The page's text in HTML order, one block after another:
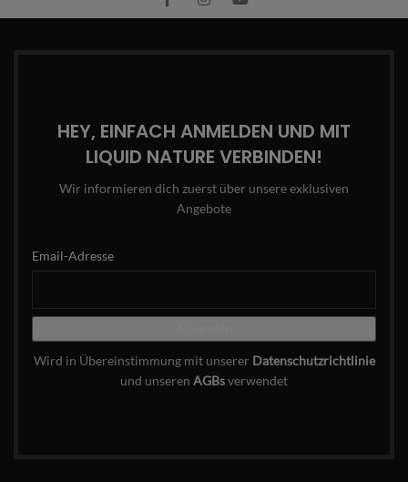
HEY, EINFACH ANMELDEN UND MIT
LIQUID NATURE VERBINDEN!
Wir informieren dich zuerst über unsere exklusiven
Angebote
Email-Adresse
Wird in Übereinstimmung mit unserer Datenschutzrichtlinie
und unseren AGBsverwendet